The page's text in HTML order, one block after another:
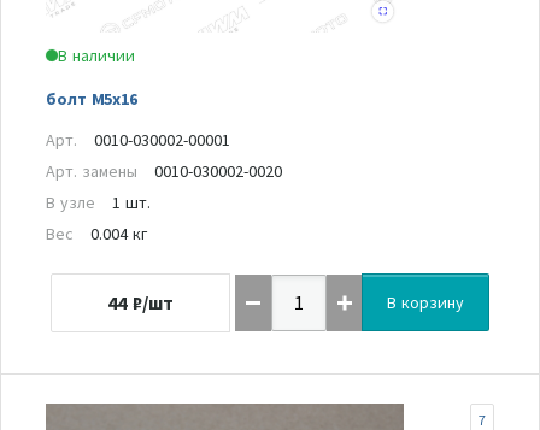
В наличии
болт M5x16
Арт.
0010-030002-00001
Арт. замены
0010-030002-0020
В узле
1 шт.
Вес
0.004 кг
44 ₽/шт В корзину
7